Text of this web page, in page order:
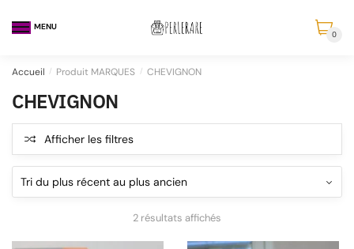
MENU
0
Accueil / Produit MARQUES / CHEVIGNON
CHEVIGNON
Afficher les filtres
2 résultats affichés